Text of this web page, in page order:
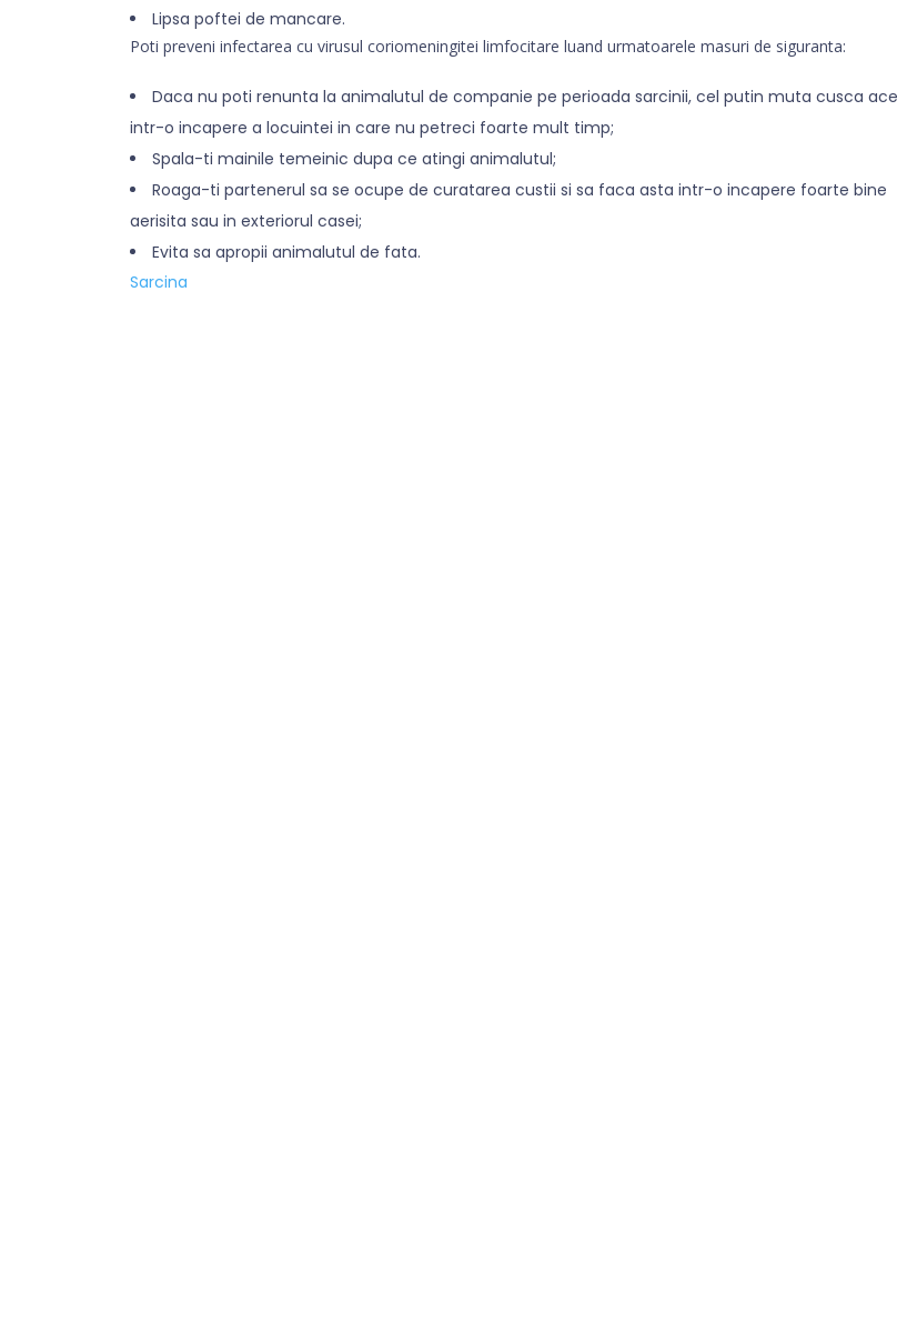
Lipsa poftei de mancare.
Poti preveni infectarea cu virusul coriomeningitei limfocitare luand urmatoarele masuri de siguranta:
Daca nu poti renunta la animalutul de companie pe perioada sarcinii, cel putin muta cusca
intr-o incapere a locuintei in care nu petreci foarte mult timp;
Spala-ti mainile temeinic dupa ce atingi animalutul;
Roaga-ti partenerul sa se ocupe de curatarea custii si sa faca asta intr-o incapere foarte bine
aerisita sau in exteriorul casei;
Evita sa apropii animalutul de fata.
Sarcina